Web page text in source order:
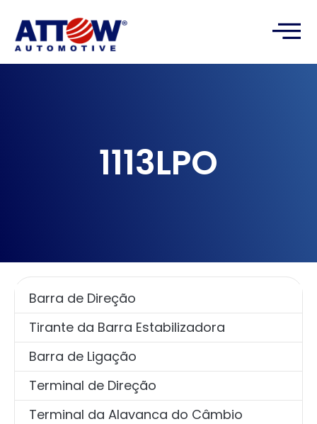
1113LPO
Barra de Direção
Tirante da Barra Estabilizadora
Barra de Ligação
Terminal de Direção
Terminal da Alavanca do Câmbio